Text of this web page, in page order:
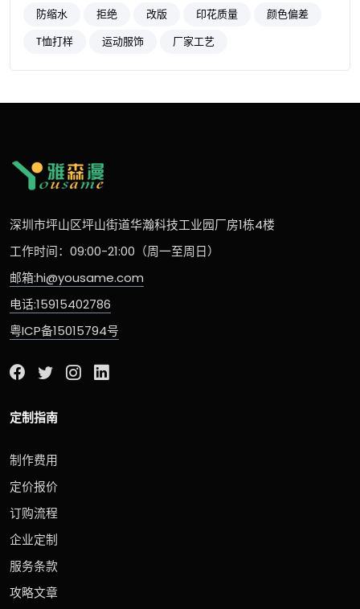
防缩水
拒绝 改版 印花质量
颜色偏差
T恤打样
运动服饰 厂家工艺
深圳市坪山区坪山街道华瀚科技工业园厂房1栋4楼
工作时间：09:00-21:00（周一至周日）
邮箱:hi@yousame.com
电话:15915402786
粤ICP备15015794号
定制指南
制作费用
定价报价
订购流程
企业定制
服务条款
攻略文章